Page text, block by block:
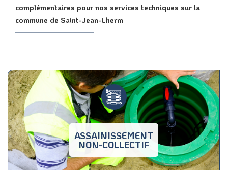
complémentaires pour nos services techniques sur la
commune de Saint-Jean-Lherm
ASSAINISSEMENT
NON-COLLECTIF